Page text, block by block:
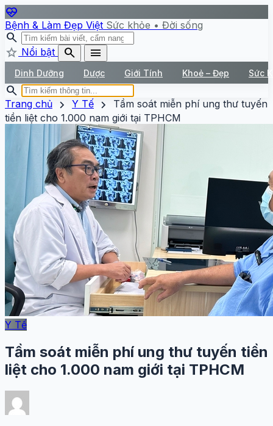
ecg_heart
Bệnh & Làm Đẹp Việt Sức khỏe • Đời sống
search
star Nổi bật search menu
Dinh Dưỡng Dược Giới Tính Khoẻ – Đẹp Sức
search
Trang chủ chevron_right Y Tế chevron_right
Tầm soát miễn phí ung thư tuyến
tiền liệt cho 1.000 nam giới tại TPHCM
Y Tế
Tầm soát miễn phí ung thư tuyến tiền
liệt cho 1.000 nam giới tại TPHCM